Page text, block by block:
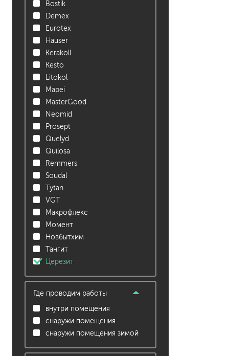
Bostik
Demex
Eurotex
Hauser
Kerakoll
Kesto
Litokol
Mapei
MasterGood
Neomid
Prosept
Quelyd
Quilosa
Remmers
Soudal
Tytan
VGT
Макрофлекс
Момент
Новбытхим
Тангит
Церезит
Где проводим работы
внутри помещения
снаружи помещения
снаружи помещения зимой